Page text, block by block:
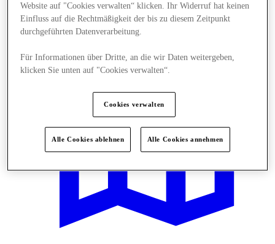
Angebote
Website auf "Cookies verwalten“ klicken. Ihr Widerruf hat keinen
Einfluss auf die Rechtmäßigkeit der bis zu diesem Zeitpunkt
durchgeführten Datenverarbeitung.
Für Informationen über Dritte, an die wir Daten weitergeben,
klicken Sie unten auf "Cookies verwalten“.
Cookies verwalten
Alle Cookies ablehnen Alle Cookies annehmen